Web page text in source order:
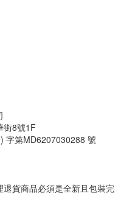
街8號1F
字第MD6207030288 號
貨商品必須是全新且包裝完